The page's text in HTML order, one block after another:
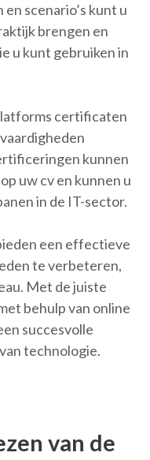
scenario’s kunt u
brengen en
u kunt gebruiken in
certificaten
kunnen
uw cv en kunnen u
in de IT-sector.
een effectieve
te verbeteren,
Met de juiste
behulp van online
succesvolle
technologie.
van de